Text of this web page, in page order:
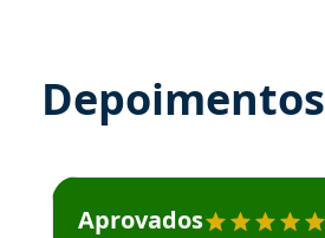
Depoimentos
Estudante José recomenda o
Aprovados